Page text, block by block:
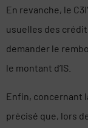
En revanche, le
usuelles des
demander le
le montant d’IS.
Enfin, concernant
précisé que, lors